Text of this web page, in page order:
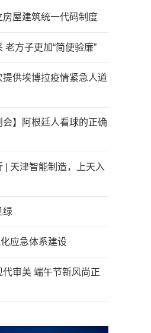
屋建筑统一代码制度
老方子更加“简便验廉”
提供埃博拉疫情紧急人道
会】阿根廷人看球的正确
| 天津智能制造，上天入
绿
应急体系建设
审美 端午节新风尚正